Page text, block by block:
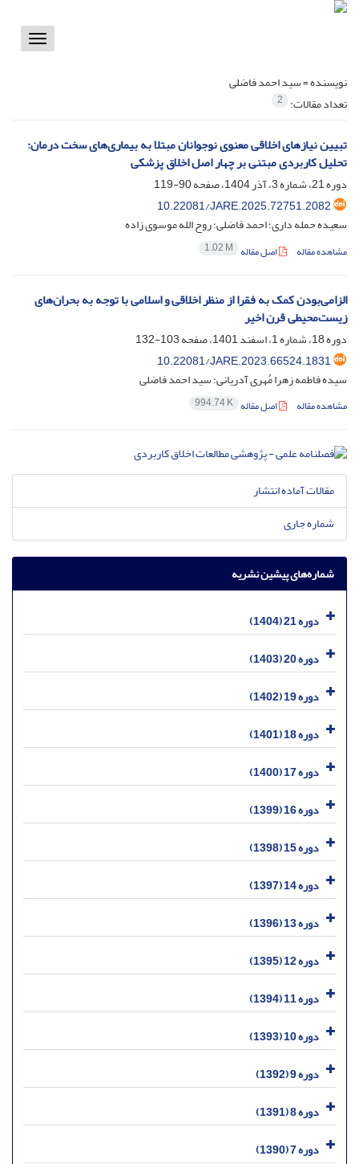
Toggle
نویسنده =سید احمد فاضلی
تعداد مقالات: 2
تبیین نیازهای اخلاقی معنوی نوجوانان مبتلا به بیماری‌های سخت درمان:
تحلیل کاربردی مبتنی بر چهار اصل اخلاق پزشکی
دوره 21، شماره 3، آذر 1404، صفحه
90-119
10.22081/JARE.2025.72751.2082
سعیده حمله داری؛ احمد فاضلی؛ روح الله موسوی زاده
مشاهده مقاله اصل مقاله 1.02 M
الزامی‌بودن کمک به فقرا از منظر اخلاقی و اسلامی با توجه به بحران‌های
زیست‌محیطی قرن اخیر
دوره 18، شماره 1، اسفند 1401، صفحه
103-132
10.22081/JARE.2023.66524.1831
سیده فاطمه زهرا مُهری آدریانی؛ سید احمد فاضلی
مشاهده مقاله اصل مقاله 994.74 K
مقالات آماده انتشار
شماره جاری
شماره‌های پیشین نشریه
دوره 21 (1404)
دوره 20 (1403)
دوره 19 (1402)
دوره 18 (1401)
دوره 17 (1400)
دوره 16 (1399)
دوره 15 (1398)
دوره 14 (1397)
دوره 13 (1396)
دوره 12 (1395)
دوره 11 (1394)
دوره 10 (1393)
دوره 9 (1392)
دوره 8 (1391)
دوره 7 (1390)